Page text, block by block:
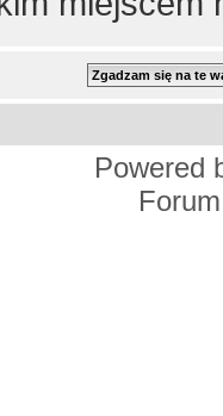
Powered